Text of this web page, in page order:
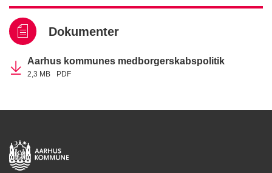
Dokumenter
Aarhus kommunes medborgerskabspolitik
2,3 MB PDF